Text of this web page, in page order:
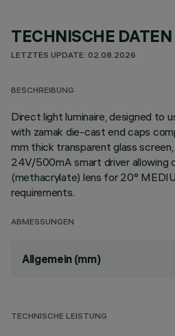
TECHNISCHE DATEN
LETZTES UPDATE: 02.08.2026
BESCHREIBUNG
Direct light luminaire, designed to
with zamak die-cast end caps
mm thick transparent glass
24V/500mA smart driver allowing
(methacrylate) lens for 20°
requirements.
ABMESSUNGEN
Allgemein (mm)
TECHNISCHE LEISTUNG